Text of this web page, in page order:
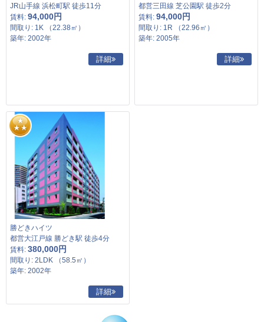
JR山手線 浜松町駅 徒歩11分
賃料: 94,000円
間取り: 1K （22.38㎡）
築年: 2002年
詳細
都営三田線 芝公園駅 徒歩2分
賃料:94,000円
間取り: 1R （22.96㎡）
築年: 2005年
詳細
勝どきハイツ
都営大江戸線 勝どき駅 徒歩4分
賃料: 380,000円
間取り: 2LDK （58.5㎡）
築年: 2002年
詳細